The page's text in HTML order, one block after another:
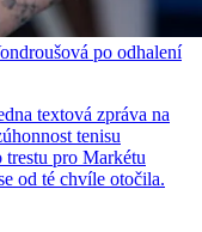
po odhalení
textová zpráva na
tenisu
pro Markétu
od té chvíle otočila.